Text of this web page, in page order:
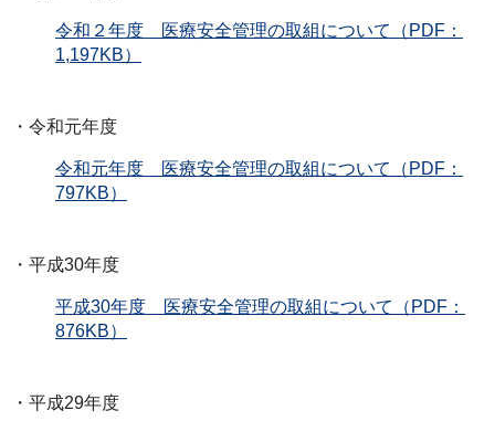
令和２年度 医療安全管理の取組について（PDF：
1,197KB）
・令和元年度
令和元年度 医療安全管理の取組について（PDF：
797KB）
・平成30年度
平成30年度 医療安全管理の取組について（PDF：
876KB）
・平成29年度